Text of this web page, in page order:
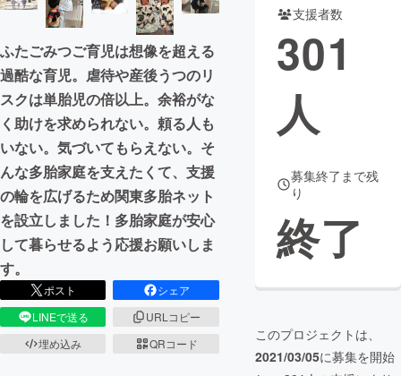
ふたごみつご育児は想像を超える
過酷な育児。虐待や産後うつのリ
スクは単胎児の倍以上。余裕がな
く助けを求められない。頼る人も
いない。気づいてもらえない。そ
んな多胎家庭を支えたくて、支援
の輪を広げるため関東多胎ネット
を設立しました！多胎家庭が安心
して暮らせるよう応援お願いしま
す。
ポスト
シェア
LINEで送る
URLコピー
埋め込み
QRコード
支援者数
301
人
募集終了まで残
り
終了
このプロジェクトは、
2021/03/05に募集を開始